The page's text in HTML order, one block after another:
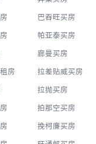
巴吞旺买房
帕亚泰买房
廊曼买房
房 拉差贴威买房
拉抛买房
拍那空买房
挽柯廉买房